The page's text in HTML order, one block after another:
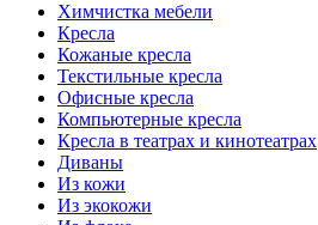
Химчистка мебели
Кресла
Кожаные кресла
Текстильные кресла
Офисные кресла
Компьютерные кресла
Кресла в театрах и кинотеатрах
Диваны
Из кожи
Из экокожи